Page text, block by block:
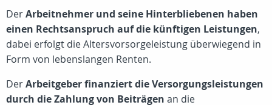
DerArbeitnehmer und seine Hinterbliebenen haben
einen Rechtsanspruch auf die künftigen Leistungen,
dabei erfolgt die Altersvorsorgeleistung überwiegend in
Form von lebenslangen Renten.
DerArbeitgeber finanziert die Versorgungsleistungen
durch die Zahlung von Beiträgen an die